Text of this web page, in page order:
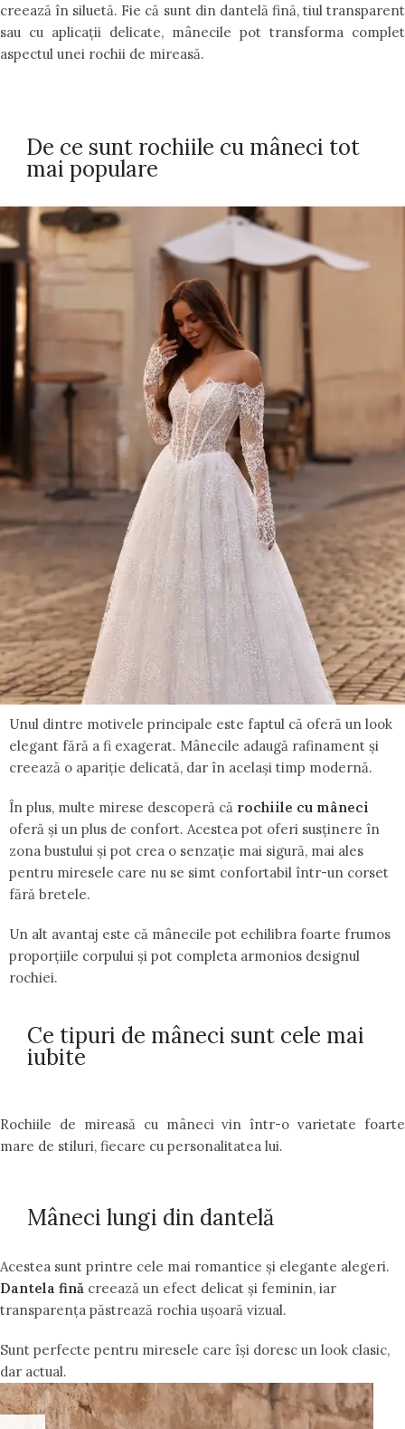
creează în siluetă. Fie că sunt din dantelă fină, tiul transparent
sau cu aplicații delicate, mânecile pot transforma complet
aspectul unei rochii de mireasă.
De ce sunt rochiile cu mâneci tot
mai populare
Unul dintre motivele principale este faptul că oferă un look
elegant fără a fi exagerat. Mânecile adaugă rafinament și
creează o apariție delicată, dar în același timp modernă.
În plus, multe mirese descoperă că rochiile cu mâneci
oferă și un plus de confort. Acestea pot oferi susținere în
zona bustului și pot crea o senzație mai sigură, mai ales
pentru miresele care nu se simt confortabil într-un corset
fără bretele.
Un alt avantaj este că mânecile pot echilibra foarte frumos
proporțiile corpului și pot completa armonios designul
rochiei.
Ce tipuri de mâneci sunt cele mai
iubite
Rochiile de mireasă cu mâneci vin într-o varietate foarte
mare de stiluri, fiecare cu personalitatea lui.
Mâneci lungi din dantelă
Acestea sunt printre cele mai romantice și elegante alegeri.
Dantela fină creează un efect delicat și feminin, iar
transparența păstrează rochia ușoară vizual.
Sunt perfecte pentru miresele care își doresc un look clasic,
dar actual.